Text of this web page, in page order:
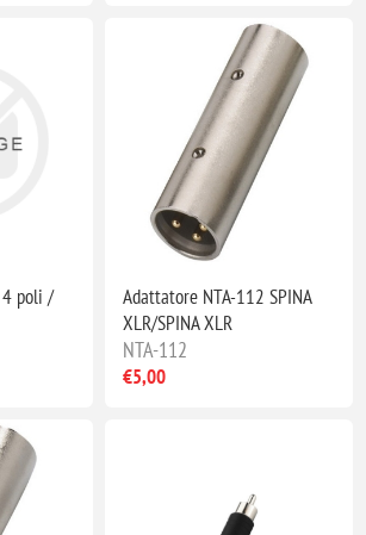
poli /
Adattatore NTA-112 SPINA
XLR/SPINA XLR
NTA-112
€5,00